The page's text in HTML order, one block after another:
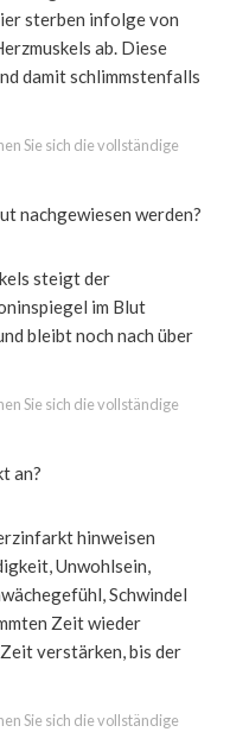
sterben infolge von
ab. Diese
damit schlimmstenfalls
Sie sich die vollständige
nachgewiesen werden?
steigt der
im Blut
bleibt noch nach über
Sie sich die vollständige
an?
hinweisen
Unwohlsein,
Schwindel
Zeit wieder
verstärken, bis der
Sie sich die vollständige